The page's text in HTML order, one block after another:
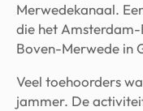
Merwedekanaal.
die het
Boven-Merwede in
Veel toehoorders
jammer. De